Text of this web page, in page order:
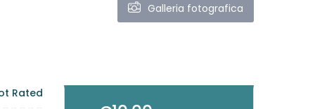
Galleria fotografica
Rated